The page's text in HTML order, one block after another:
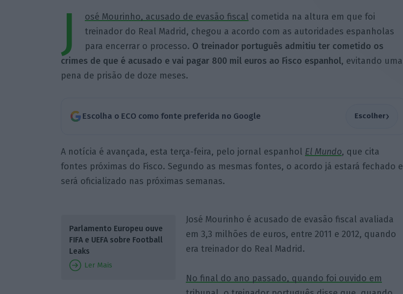
J osé Mourinho, acusado de evasão fiscal cometida na altura em que foi
treinador do Real Madrid, chegou a acordo com as autoridades espanholas
para encerrar o processo. O treinador português admitiu ter cometido os
crimes de que é acusado e vai pagar 800 mil euros ao Fisco espanhol, evitando uma
pena de prisão de doze meses.
Escolha o ECO como fonte preferida no Google Escolher›
A notícia é avançada, esta terça-feira, pelo jornal espanhol El Mundo, que cita
fontes próximas do Fisco. Segundo as mesmas fontes, o acordo já estará fechado e
será oficializado nas próximas semanas.
Parlamento Europeu ouve
FIFA e UEFA sobre Football
Leaks
Ler Mais
José Mourinho é acusado de evasão fiscal avaliada
em 3,3 milhões de euros, entre 2011 e 2012, quando
era treinador do Real Madrid.
No final do ano passado, quando foi ouvido em